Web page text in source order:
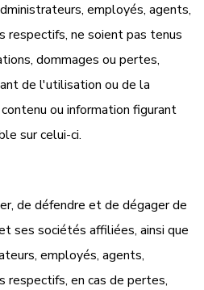
employés, agents,
respectifs, ne soient pas tenus
dommages ou pertes,
de l'utilisation ou de la
ou information figurant
sur celui-ci.
de défendre et de dégager de
ses sociétés affiliées, ainsi que
employés, agents,
respectifs, en cas de pertes,